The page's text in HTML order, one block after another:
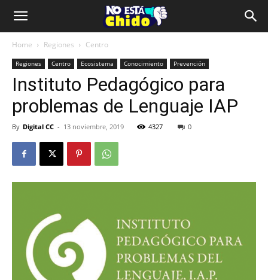
Home Regiones Centro
Regiones Centro Ecosistema Conocimiento Prevención
Instituto Pedagógico para
problemas de Lenguaje IAP
By Digital CC - 13 noviembre, 2019 4327 0